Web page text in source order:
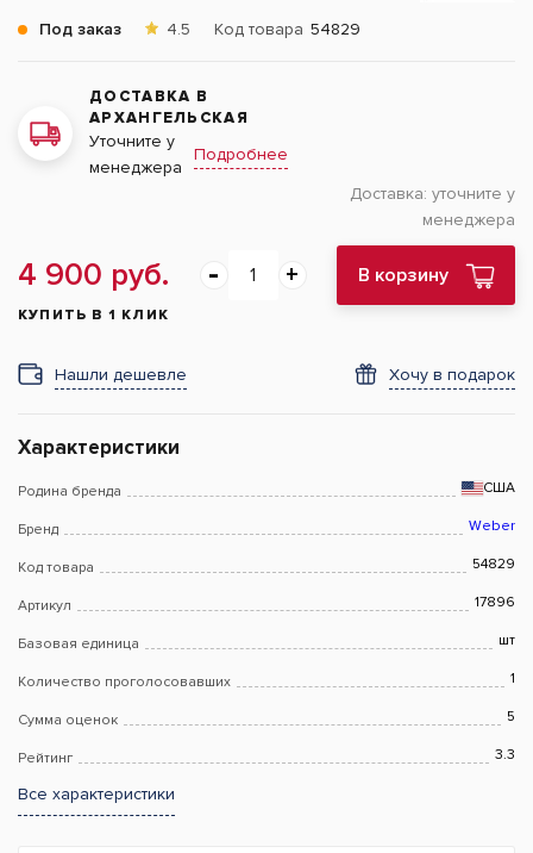
Под заказ 4.5 Код товара 54829
ДОСТАВКА В
АРХАНГЕЛЬСКАЯ
Уточните у
менеджера
Подробнее
Доставка: уточните у
менеджера
4 900 руб. В корзину
КУПИТЬ В 1 КЛИК
Нашли дешевле Хочу в подарок
Характеристики
Родина бренда США
Бренд Weber
Код товара 54829
Артикул 17896
Базовая единица шт
Количество проголосовавших 1
Сумма оценок 5
Рейтинг 3.3
Все характеристики